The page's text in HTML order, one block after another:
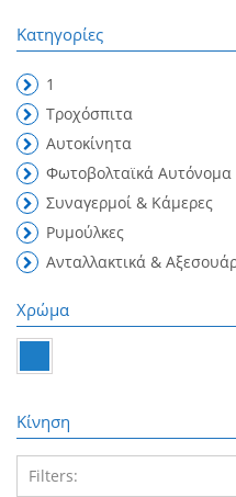
Κατηγορίες
1
Τροχόσπιτα
Αυτοκίνητα
Φωτοβολταϊκά Αυτόνομα
Συναγερμοί & Κάμερες
Ρυμούλκες
Ανταλλακτικά &
Χρώμα
Κίνηση
Filters: